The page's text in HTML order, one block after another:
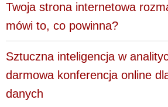
Twoja strona internetowa
mówi to, co powinna?
Sztuczna inteligencja w
darmowa konferencja online
danych